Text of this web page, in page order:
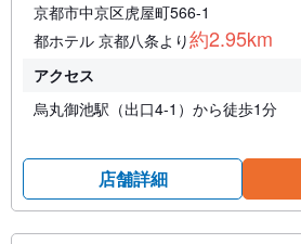
京都市中京区虎屋町566-1
都ホテル 京都八条より約2.95km
アクセス
烏丸御池駅（出口4-1）から徒歩1分
店舗詳細